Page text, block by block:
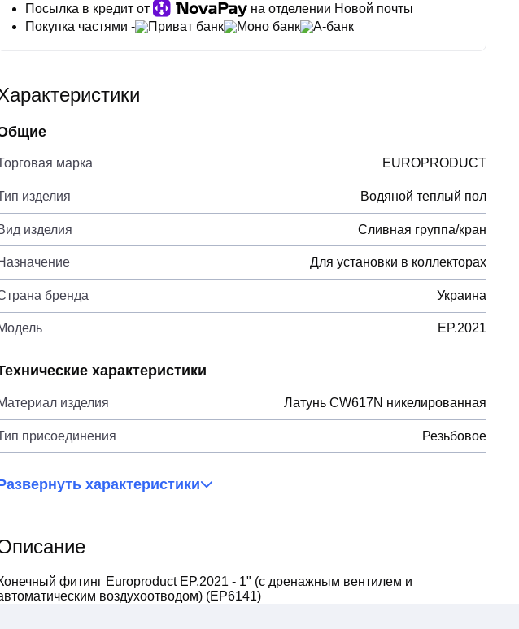
Посылка в кредит от
на отделении Новой почты
Покупка частями -
Приват банк Моно банк А-банк
марка EUROPRODUCT
изделия Водяной теплый пол
изделия Сливная группа/кран
Для установки в коллекторах
бренда Украина
EP.2021
характеристики
изделия Латунь CW617N никелированная
присоединения Резьбовое
характеристики
фитинг Europroduct EP.2021 - 1" (с дренажным вентилем и
воздухоотводом) (EP6141)